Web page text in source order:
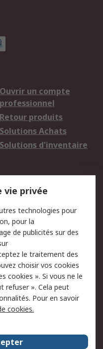
Ouvrir un compte
professionnel
Retour produits
Solutions Achats
Solutions d'inventaire
Sécurité des E-mails
anti-
vie privée
technologies pour
pour la
de publicités sur des
le traitement des
choisir vos cookies
cookies ». Si vous ne le
refuser ». Cela peut
Pour en savoir
cookies.